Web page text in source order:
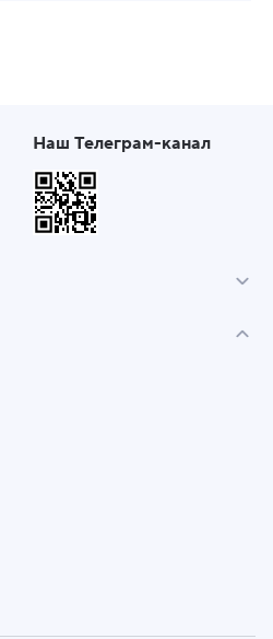
Наш Телеграм-канал